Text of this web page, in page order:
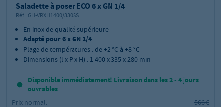
Saladette à poser ECO 6 x GN 1/4
Réf.: GH-VRXH1400/330SS
En inox de qualité supérieure
Adapté pour 6 x GN 1/4
Plage de températures : de +2 °C à +8 °C
Dimensions (l x P x H) : 1 400 x 335 x 280 mm
Disponible immédiatement! Livraison dans les 2 - 4 jours
ouvrables
Prix normal:
566 €